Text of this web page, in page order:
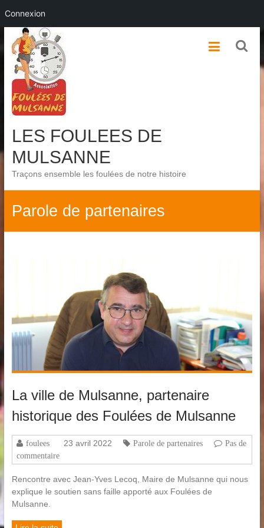
content
LES FOULEES DE
MULSANNE
Traçons ensemble les foulées de notre histoire
Parole de partenaires
La ville de Mulsanne, partenaire
historique des Foulées de Mulsanne
foulees 23 avril 2022 Parole de partenaires
Pas de
commentaire
Rencontre avec Jean-Yves Lecoq, Maire de Mulsanne qui nous
explique le soutien sans faille apporté aux Foulées de
Mulsanne.
Connexion